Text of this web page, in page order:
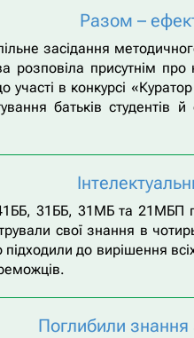
Разом –
засідання
розповіла присутнім
в конкурсі
батьків
31ББ, 31МБ та
свої знання в
підходили до вирішення
Поглибили знання